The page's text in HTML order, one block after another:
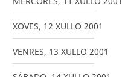
XOVES, 12 XULLO 2001
VENRES, 13 XULLO 2001